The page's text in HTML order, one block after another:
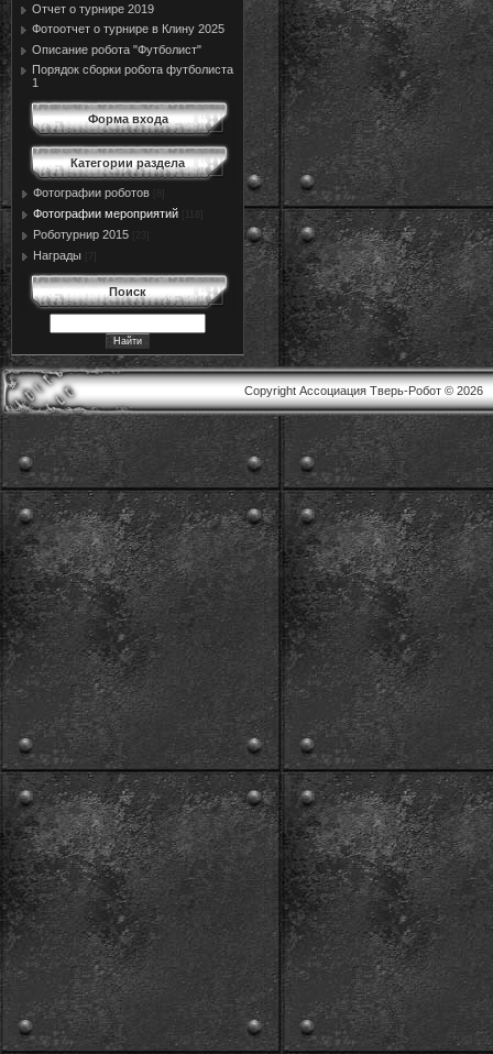
Отчет о турнире 2019
Фотоотчет о турнире в Клину 2025
Описание робота "Футболист"
Порядок сборки робота футболиста
1
Форма входа
Категории раздела
Фотографии роботов
Фотографии мероприятий
Роботурнир 2015
Награды
Поиск
Copyright Ассоциация Тверь-Робот © 2026